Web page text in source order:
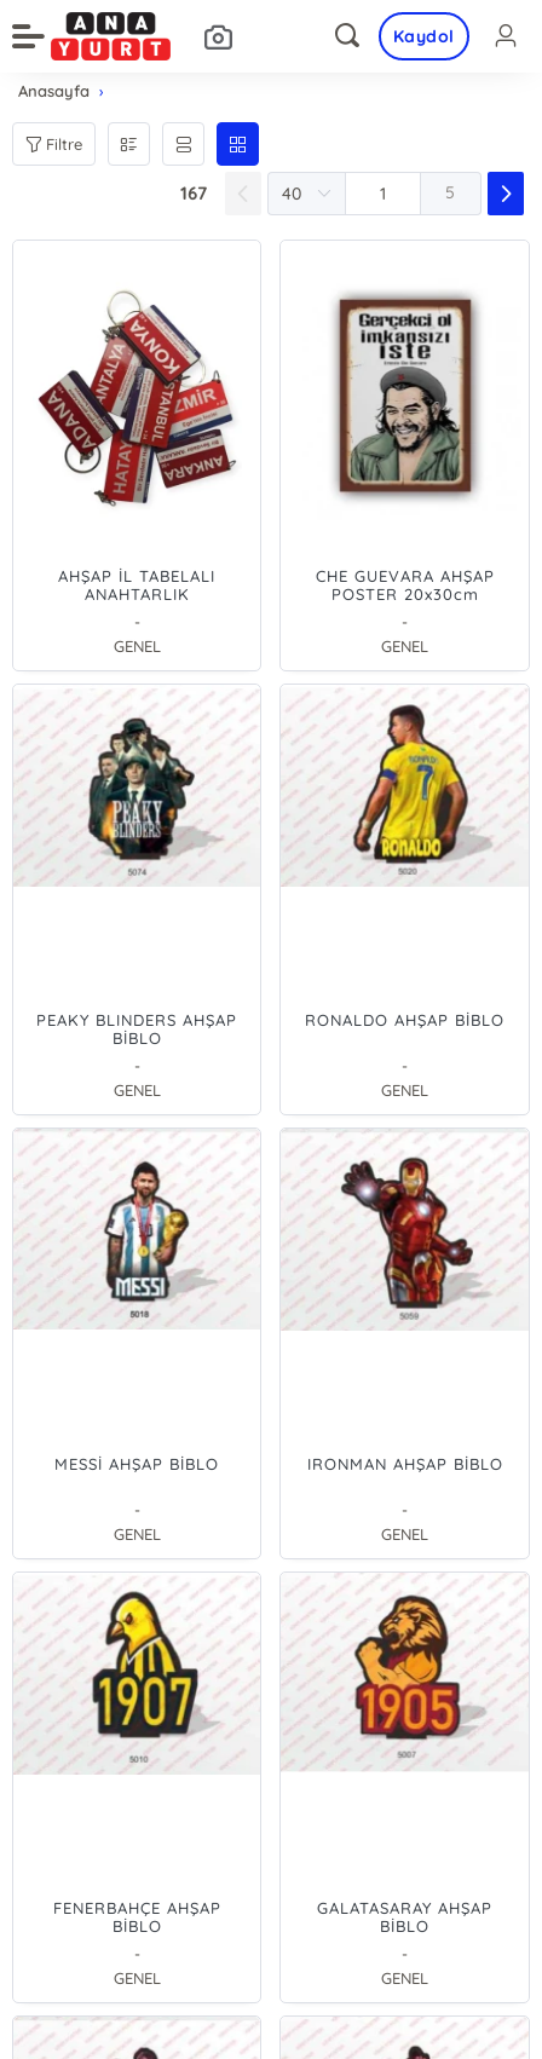
Kaydol
Anasayfa
Filtre
167 5
AHŞAP İL TABELALI
ANAHTARLIK
-
GENEL
CHE GUEVARA AHŞAP
POSTER 20x30cm
-
GENEL
PEAKY BLINDERS AHŞAP
BİBLO
-
GENEL
RONALDO AHŞAP BİBLO
-
GENEL
MESSİ AHŞAP BİBLO
-
GENEL
IRONMAN AHŞAP BİBLO
-
GENEL
FENERBAHÇE AHŞAP
BİBLO
-
GENEL
GALATASARAY AHŞAP
BİBLO
-
GENEL